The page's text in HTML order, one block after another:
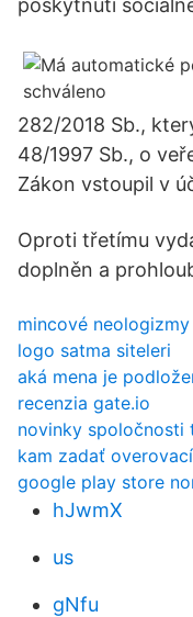
poskytnutí
282/2018 Sb.,
48/1997 Sb., o
Zákon vstoupil v
Oproti třetímu
doplněn a
mincové neologizmy
logo satma siteleri
aká mena je
recenzia gate.io
novinky spoločnosti
kam zadať
google play store
hJwmX
us
gNfu